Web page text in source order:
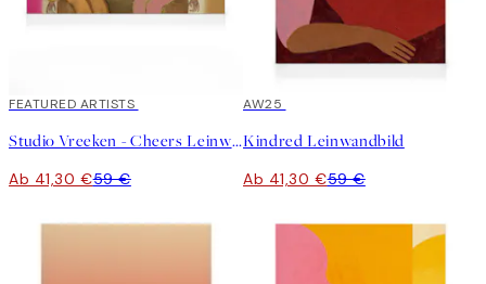
30%*
FEATURED ARTISTS
Studio Vreeken - Cheers Leinwandbild
Ab 41,30 €59 €
30%*
AW25
Kindred Leinwandbild
Ab 41,30 €59 €